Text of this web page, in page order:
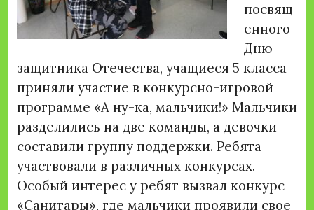
посвящ
енного
Дню
защитника Отечества, учащиеся 5 класса
приняли участие в конкурсно-игровой
программе «А ну-ка, мальчики!» Мальчики
разделились на две команды, а девочки
составили группу поддержки. Ребята
участвовали в различных конкурсах.
Особый интерес у ребят вызвал конкурс
«Санитары», где мальчики проявили свое